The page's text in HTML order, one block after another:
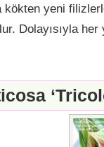
yeni
Dolayısıyla her